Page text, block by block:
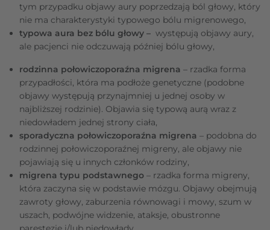
tym przypadku objawy aury poprzedzają ból głowy, który
nie ma charakterystyki typowego bólu migrenowego,
typowa aura bez bólu głowy – występują objawy aury,
ale pacjenci nie odczuwają później bólu głowy,
rodzinna połowiczoporaźna migrena – rzadka forma
przypadłości, która ma podłoże genetyczne (podobne
objawy występują przynajmniej u jednej osoby w
najbliższej rodzinie). Objawia się typową aurą wraz z
niedowładem jednej strony ciała,
sporadyczna połowiczoporaźna migrena – podobna do
rodzinnej połowiczoporaźnej migreny, ale objawy nie
pojawiają się u innych członków rodziny,
migrena typu podstawnego – rzadka forma migreny,
która zaczyna się w podstawie mózgu. Objawy obejmują
zawroty głowy, zaburzenia równowagi i mowy, szum w
uszach, podwójne widzenie, ataksje, obustronne